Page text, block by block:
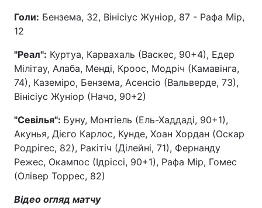
Голи: Бензема, 32, Вінісіус Жуніор, 87 - Рафа Мір,
12
"Реал": Куртуа, Карвахаль (Васкес, 90+4), Едер
Мілітау, Алаба, Менді, Кроос, Модріч (Камавінга,
74), Каземіро, Бензема, Асенсіо (Вальверде, 73),
Вінісіус Жуніор (Начо, 90+2)
"Севілья": Буну, Монтіель (Ель-Хаддаді, 90+1),
Акунья, Дієго Карлос, Кунде, Хоан Хордан (Оскар
Родрігес, 82), Ракітіч (Ділейні, 71), Фернанду
Режес, Окампос (Ідріссі, 90+1), Рафа Мір, Гомес
(Олівер Торрес, 82)
Відео огляд матчу